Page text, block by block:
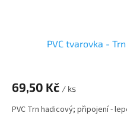
PVC tvarovka -
69,50 Kč / ks
PVC Trn hadicový; připojení -